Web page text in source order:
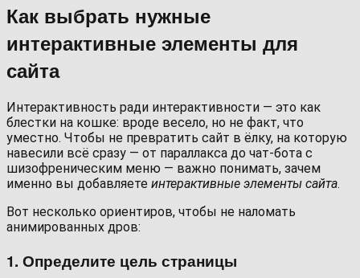
Как выбрать нужные
интерактивные элементы для
сайта
Интерактивность ради интерактивности — это как
блестки на кошке: вроде весело, но не факт, что
уместно. Чтобы не превратить сайт в ёлку, на которую
навесили всё сразу — от параллакса до чат-бота с
шизофреническим меню — важно понимать, зачем
именно вы добавляете интерактивные элементы сайта.
Вот несколько ориентиров, чтобы не наломать
анимированных дров:
1. Определите цель страницы